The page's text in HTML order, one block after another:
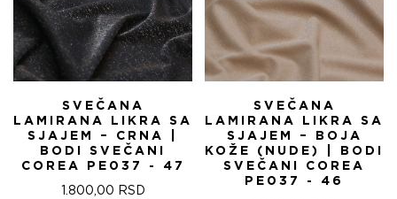
SVEČANA
LAMIRANA LIKRA SA
SJAJEM – CRNA |
BODI SVEČANI
COREA PE037 - 47
1.800,00 RSD
SVEČANA
LAMIRANA LIKRA SA
SJAJEM – BOJA
KOŽE (NUDE) | BODI
SVEČANI COREA
PE037 - 46